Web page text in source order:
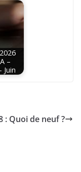
–
Juin
: Quoi de neuf ?